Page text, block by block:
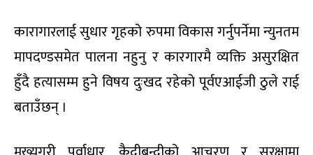
कारागारलाई सुधार गृहको रुपमा विकास गर्नुपर्नेमा न्युनतम
मापदण्डसमेत पालना नहुनु र कारगारमै व्यक्ति असुरक्षित
हुँदै हत्यासम्म हुने विषय दुःखद रहेको पूर्वएआईजी ठुले राई
बताउँछन् ।